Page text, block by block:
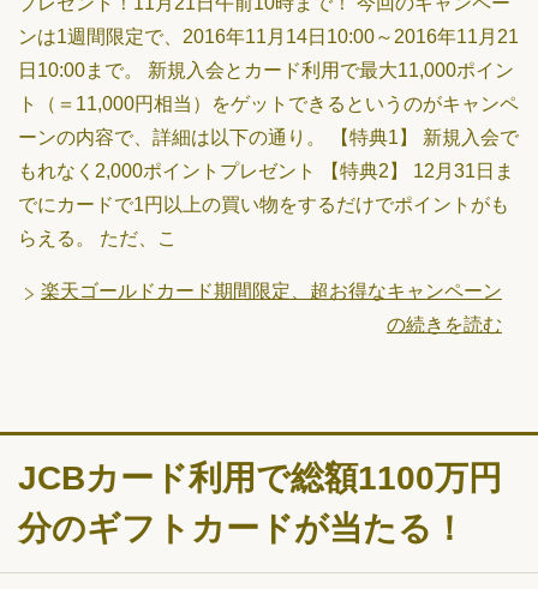
ンは1週間限定で、2016年11月14日10:00～2016年11月21
日10:00まで。 新規入会とカード利用で最大11,000ポイン
ト（＝11,000円相当）をゲットできるというのがキャンペ
ーンの内容で、詳細は以下の通り。 【特典1】 新規入会で
もれなく2,000ポイントプレゼント 【特典2】 12月31日ま
でにカードで1円以上の買い物をするだけでポイントがも
らえる。 ただ、こ
楽天ゴールドカード期間限定、超お得なキャンペーン
の続きを読む
JCBカード利用で総額1100万円
分のギフトカードが当たる！